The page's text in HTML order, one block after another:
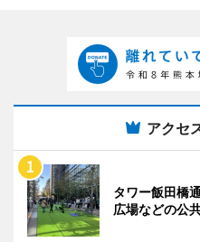
アクセ
タワー飯田橋
広場などの公